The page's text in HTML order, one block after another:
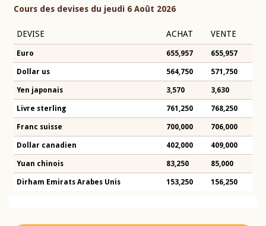
Cours des devises du jeudi 6 Août 2026
DEVISE ACHAT VENTE
Euro 655,957 655,957
Dollar us 564,750 571,750
Yen japonais 3,570 3,630
Livre sterling 761,250 768,250
Franc suisse 700,000 706,000
Dollar canadien 402,000 409,000
Yuan chinois 83,250 85,000
Dirham Emirats Arabes Unis 153,250 156,250